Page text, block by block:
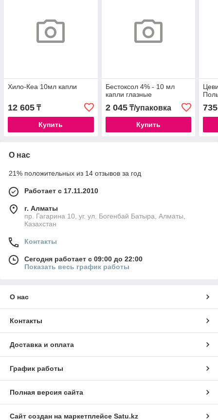
Хило-Кеа 10мл капли
12 605 ₸
Купить
Бестоксол 4% - 10 мл
капли глазные
2 045₸/упаковка
Купить
735
О нас
21% положительных из 14 отзывов за год
Работает с 17.11.2010
г. Алматы
пр. Гагарина 10, уг. ул. Богенбай Батыра, Алматы,
Казахстан
Контакты
Сегодня работает с 09:00 до 22:00
Показать весь график работы
О нас
Контакты
Доставка и оплата
График работы
Полная версия сайта
Сайт создан на маркетплейсе Satu.kz